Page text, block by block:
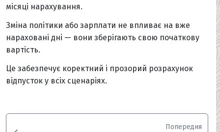
місяці нарахування.
Зміна політики або зарплати не впливає на вже
нараховані дні — вони зберігають свою початкову
вартість.
Це забезпечує коректний і прозорий розрахунок
відпусток у всіх сценаріях.
Попередня